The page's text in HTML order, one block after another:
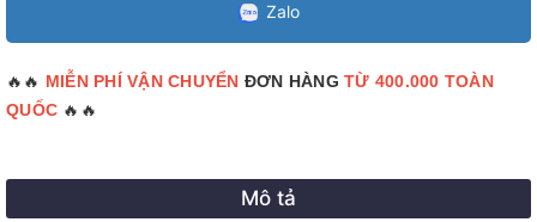
Zalo
🔥🔥 MIỄN PHÍ VẬN CHUYỂN ĐƠN HÀNG TỪ 400.000 TOÀN
QUỐC 🔥🔥
Mô tả